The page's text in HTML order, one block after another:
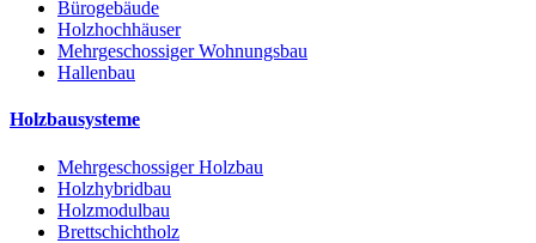
Bürogebäude
Holzhochhäuser
Mehrgeschossiger Wohnungsbau
Hallenbau
Holzbausysteme
Mehrgeschossiger Holzbau
Holzhybridbau
Holzmodulbau
Brettschichtholz